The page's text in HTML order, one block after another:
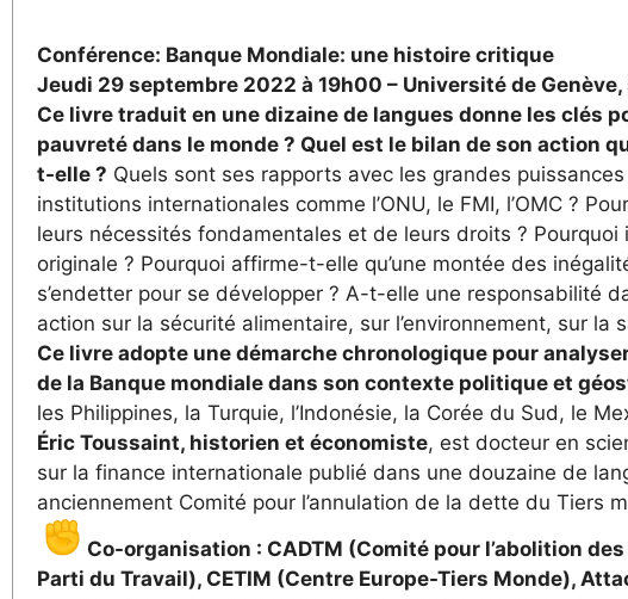
Conférence: Banque Mondiale: une histoire critique
Jeudi 29 septembre 2022 à 19h00 – Université de
Ce livre traduit en une dizaine de langues donne les clés
pauvreté dans le monde ? Quel est le bilan de son action
t-elle ? Quels sont ses rapports avec les grandes
institutions internationales comme l’ONU, le FMI, l’OMC ?
leurs nécessités fondamentales et de leurs droits ?
originale ? Pourquoi affirme-t-elle qu’une montée des
s’endetter pour se développer ? A-t-elle une responsabilité
action sur la sécurité alimentaire, sur l’environnement, sur
Ce livre adopte une démarche chronologique pour
de la Banque mondiale dans son contexte politique et
les Philippines, la Turquie, l’Indonésie, la Corée du Sud, le
Éric Toussaint, historien et économiste, est docteur en
sur la finance internationale publié dans une douzaine de
anciennement Comité pour l’annulation de la dette du
Co-organisation : CADTM (Comité pour l’abolition
Parti du Travail), CETIM (Centre Europe-Tiers Monde),